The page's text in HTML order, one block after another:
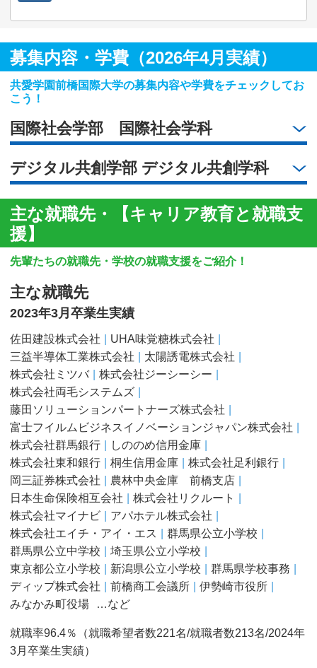
募集内容・学費（2026年4月実績）
共愛学園前橋国際大学の募集内容や学費をチェックしてお
こう！
国際社会学部 国際社会学科
デジタル共創学部 デジタル共創学科
主な就職先・【キャリア教育と就職支
援】
先輩たちの就職先・学校の就職支援をご紹介！
主な就職先
2023年3月卒業生実績
佐田建設株式会社
UHA味覚糖株式会社
三益半導体工業株式会社
太陽誘電株式会社
株式会社ミツバ
株式会社ジーシーシー
株式会社両毛システムズ
藤田ソリューションパートナーズ株式会社
富士フイルムビジネスイノベーションジャパン株式会社
株式会社群馬銀行
しののめ信用金庫
株式会社東和銀行
桐生信用金庫
株式会社足利銀行
岡三証券株式会社
農林中央金庫 前橋支店
日本生命保険相互会社
株式会社リクルート
株式会社マイナビ
アパホテル株式会社
株式会社エイチ・アイ・エス
群馬県公立小学校
群馬県公立中学校
埼玉県公立小学校
東京都公立小学校
新潟県公立小学校
群馬県学校事務
ディップ株式会社
前橋商工会議所
伊勢崎市役所
みなかみ町役場
…など
就職率96.4％（就職希望者数221名/就職者数213名/2024年
3月卒業生実績）